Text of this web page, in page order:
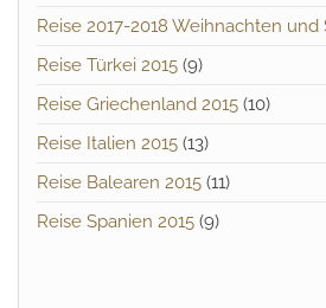
Reise 2017-2018 Weihnachten und
Reise Türkei 2015 (9)
Reise Griechenland 2015 (10)
Reise Italien 2015 (13)
Reise Balearen 2015 (11)
Reise Spanien 2015 (9)